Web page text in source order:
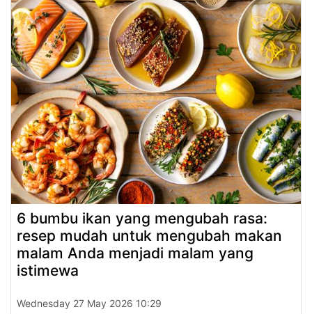
6 bumbu ikan yang mengubah rasa:
resep mudah untuk mengubah makan
malam Anda menjadi malam yang
istimewa
Wednesday 27 May 2026 10:29